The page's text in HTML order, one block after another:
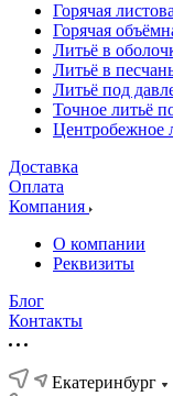
Горячая
Горячая
Литьё в
Литьё в
Литьё под
Точное литьё
Центробежное
Доставка
Оплата
Компания
О компании
Реквизиты
Блог
Контакты
Екатеринбург